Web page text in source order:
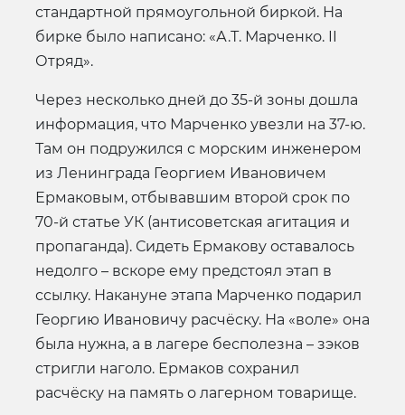
стандартной прямоугольной биркой. На
бирке было написано: «А.Т. Марченко. II
Отряд».
Через несколько дней до 35-й зоны дошла
информация, что Марченко увезли на 37-ю.
Там он подружился с морским инженером
из Ленинграда Георгием Ивановичем
Ермаковым, отбывавшим второй срок по
70-й статье УК (антисоветская агитация и
пропаганда). Сидеть Ермакову оставалось
недолго – вскоре ему предстоял этап в
ссылку. Накануне этапа Марченко подарил
Георгию Ивановичу расчёску. На «воле» она
была нужна, а в лагере бесполезна – зэков
стригли наголо. Ермаков сохранил
расчёску на память о лагерном товарище.